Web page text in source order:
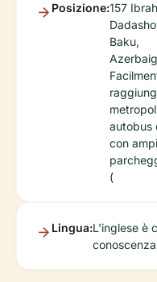
Posizione:157
Baku,
autobus
con
(
Lingua:L'inglese è